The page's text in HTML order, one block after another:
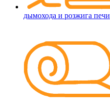
дымохода и розжига печи